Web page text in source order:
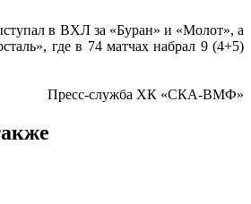
в ВХЛ за «Буран» и «Молот», а
где в 74 матчах набрал 9 (4+5)
Пресс-служба ХК «СКА-ВМФ»